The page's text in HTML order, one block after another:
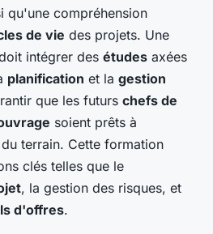
qu'une compréhension
de vie des projets. Une
intégrer des études axées
planification et la gestion
que les futurs chefs de
soient prêts à
terrain. Cette formation
clés telles que le
, la gestion des risques, et
d'offres.